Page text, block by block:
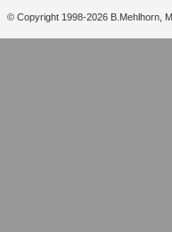
© Copyright 1998-2026 B.Mehlhorn,